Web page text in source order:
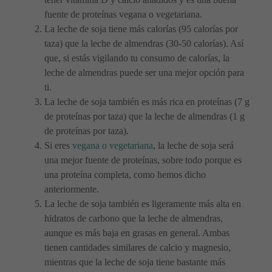
fuente de proteínas vegana o vegetariana.
La leche de soja tiene más calorías (95 calorías por
taza) que la leche de almendras (30-50 calorías). Así
que, si estás vigilando tu consumo de calorías, la
leche de almendras puede ser una mejor opción para
ti.
La leche de soja también es más rica en proteínas (7 g
de proteínas por taza) que la leche de almendras (1 g
de proteínas por taza).
Si eres vegana o vegetariana, la leche de soja será
una mejor fuente de proteínas, sobre todo porque es
una proteína completa, como hemos dicho
anteriormente.
La leche de soja también es ligeramente más alta en
hidratos de carbono que la leche de almendras,
aunque es más baja en grasas en general. Ambas
tienen cantidades similares de calcio y magnesio,
mientras que la leche de soja tiene bastante más